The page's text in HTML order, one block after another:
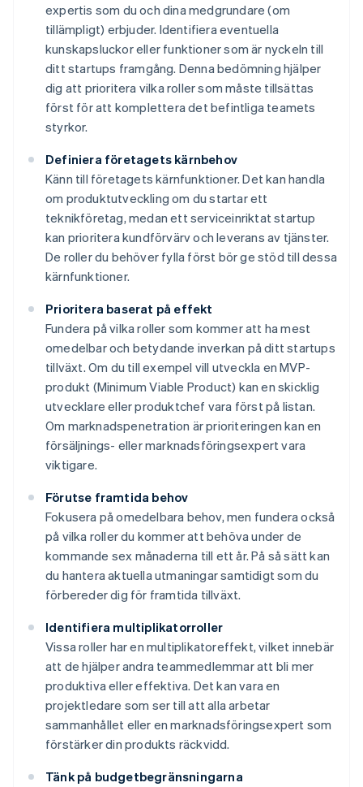
expertis som du och dina medgrundare (om
tillämpligt) erbjuder. Identifiera eventuella
kunskapsluckor eller funktioner som är nyckeln till
ditt startups framgång. Denna bedömning hjälper
dig att prioritera vilka roller som måste tillsättas
först för att komplettera det befintliga teamets
styrkor.
Definiera företagets kärnbehov
Känn till företagets kärnfunktioner. Det kan handla
om produktutveckling om du startar ett
teknikföretag, medan ett serviceinriktat startup
kan prioritera kundförvärv och leverans av tjänster.
De roller du behöver fylla först bör ge stöd till dessa
kärnfunktioner.
Prioritera baserat på effekt
Fundera på vilka roller som kommer att ha mest
omedelbar och betydande inverkan på ditt startups
tillväxt. Om du till exempel vill utveckla en MVP-
produkt (Minimum Viable Product) kan en skicklig
utvecklare eller produktchef vara först på listan.
Om marknadspenetration är prioriteringen kan en
försäljnings- eller marknadsföringsexpert vara
viktigare.
Förutse framtida behov
Fokusera på omedelbara behov, men fundera också
på vilka roller du kommer att behöva under de
kommande sex månaderna till ett år. På så sätt kan
du hantera aktuella utmaningar samtidigt som du
förbereder dig för framtida tillväxt.
Identifiera multiplikatorroller
Vissa roller har en multiplikatoreffekt, vilket innebär
att de hjälper andra teammedlemmar att bli mer
produktiva eller effektiva. Det kan vara en
projektledare som ser till att alla arbetar
sammanhållet eller en marknadsföringsexpert som
förstärker din produkts räckvidd.
Tänk på budgetbegränsningarna